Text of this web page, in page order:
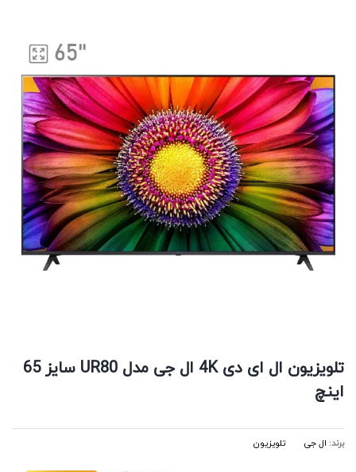
تلویزیون ال ای دی 4K ال جی مدل UR80 سایز 65
اینچ
برند: ال جی تلویزیون